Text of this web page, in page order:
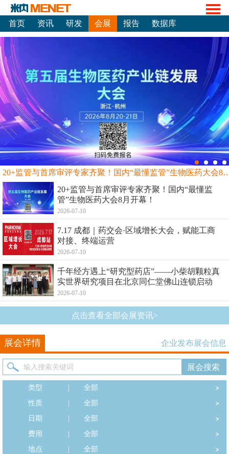
首页 资讯 研发 会展 报告 数据库
20+监管与首席审评专家齐聚！国内“最
20+监管与首席审评专家齐聚！国内“最懂监
管”生物医药大会8月开幕！
2026-07-10
7.17 成都｜药交会·区域增长大会，赋能工商
对接、终端运营
2026-07-10
千年经方遇上“研究型药店”——小柴胡颗粒真
实世界研究项目在北京同仁堂佛山连锁启动
2026-07-10
点击查看全部会展资讯>
展会详情 企业发布展会信息
类型
全部
性质
全部
日期
全部
费用
全部
地点
全部